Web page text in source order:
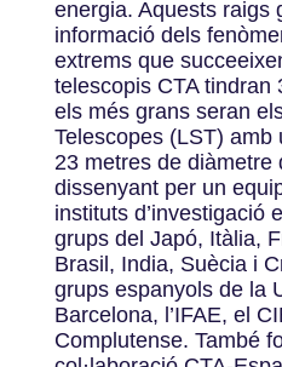
energia. Aquests raigs
informació dels
extrems que
telescopis CTA tindran
els més grans seran
Telescopes (LST) amb
23 metres de diàmetre
dissenyant per un
instituts d’investigació
grups del Japó, Itàlia,
Brasil, India, Suècia i
grups espanyols de la
Barcelona, l’IFAE, el
Complutense. També